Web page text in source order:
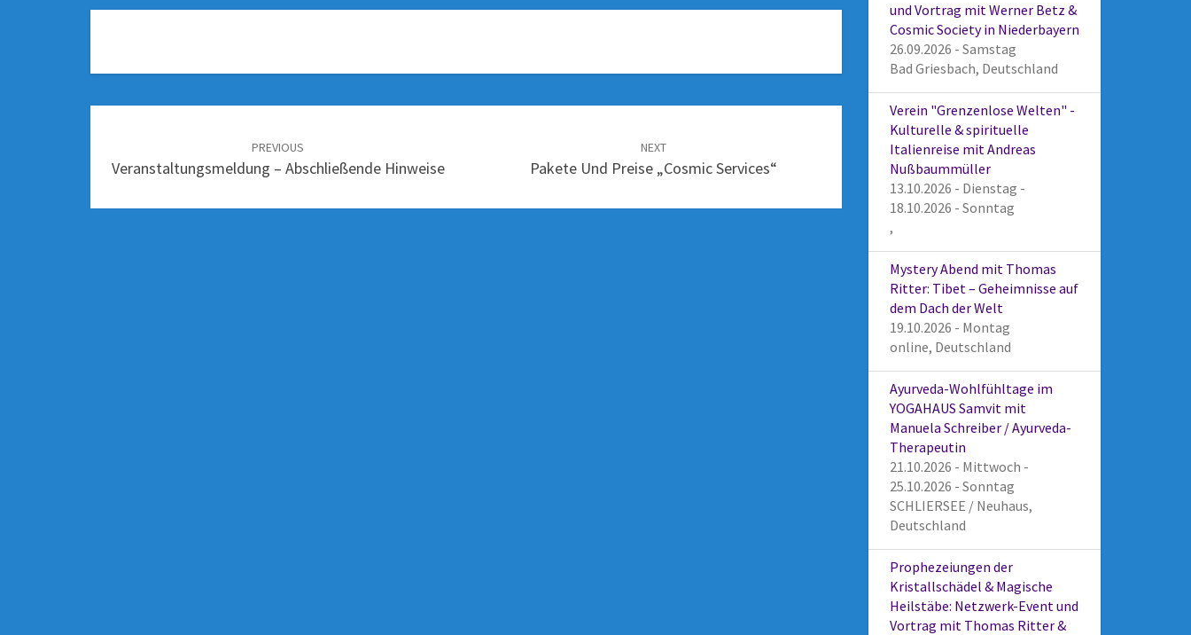
PREVIOUS
Veranstaltungsmeldung – Abschließende Hinweise
NEXT
Pakete Und Preise „Cosmic Services“
und Vortrag mit Werner Betz &
Cosmic Society in Niederbayern
26.09.2026 - Samstag
Bad Griesbach, Deutschland
Verein "Grenzenlose Welten" -
Kulturelle & spirituelle
Italienreise mit Andreas
Nußbaummüller
13.10.2026 - Dienstag -
18.10.2026 - Sonntag
,
Mystery Abend mit Thomas
Ritter: Tibet – Geheimnisse auf
dem Dach der Welt
19.10.2026 - Montag
online, Deutschland
Ayurveda-Wohlfühltage im
YOGAHAUS Samvit mit
Manuela Schreiber / Ayurveda-
Therapeutin
21.10.2026 - Mittwoch -
25.10.2026 - Sonntag
SCHLIERSEE / Neuhaus,
Deutschland
Prophezeiungen der
Kristallschädel & Magische
Heilstäbe: Netzwerk-Event und
Vortrag mit Thomas Ritter &